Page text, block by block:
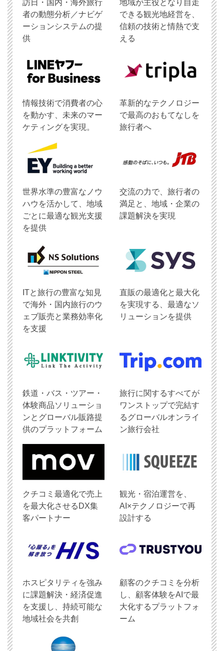
訪日・国内・海外旅行
者の動態分析／ナビゲ
ーションシステムの提
供
地域が主役となり自走
できる観光地経営を、
信頼の技術と情熱で支
える
情報技術で消費者の心
を動かす、未来のマー
ケティングを実現。
革新的なテクノロジー
で最高のおもてなしを
旅行者へ
世界水準の豊富なノウ
ハウを活かして、地域
ごとに最適な観光支援
を提供
交流の力で、旅行者の
満足と、地域・企業の
課題解決を実現
ITと旅行の豊富な知見
で海外・国内旅行のウ
ェブ販売と業務効率化
を支援
直販の最適化と最大化
を実現する、最適なソ
リューションを提供
鉄道・バス・ツアー・
体験商品ソリューショ
ンとグローバル販路提
供のプラットフォーム
旅行に関するすべてが
ワンストップで完結す
るグローバルオンライ
ン旅行会社
クチコミ最適化で売上
を最大化させるDX集
客パートナー
観光・宿泊運営を、
AI×テクノロジーで再
設計する
ホスピタリティを強み
に課題解決・経済促進
を支援し、持続可能な
地域社会を共創
顧客のクチコミを分析
し、顧客体験をAIで最
大化するプラットフォ
ーム